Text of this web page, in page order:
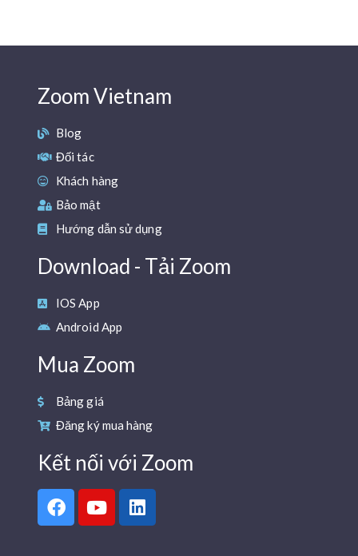
Zoom Vietnam
Blog
Đối tác
Khách hàng
Bảo mật
Hướng dẫn sử dụng
Download - Tải Zoom
IOS App
Android App
Mua Zoom
Bảng giá
Đăng ký mua hàng
Kết nối với Zoom